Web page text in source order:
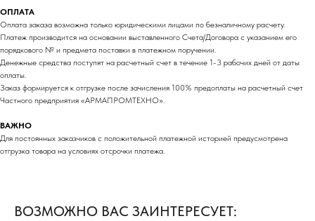
ОПЛАТА
Оплата заказа возможна только юридическими лицами по безналичному расчету.
Платеж производится на основании выставленного Счета/Договора с указанием его
порядкового № и предмета поставки в платежном поручении.
Денежные средства поступят на расчетный счет в течение 1-3 рабочих дней от даты
оплаты.
Заказ формируется к отгрузке после зачисления 100% предоплаты на расчетный счет
Частного предприятия «АРМАПРОМТЕХНО».
ВАЖНО
Для постоянных заказчиков с положительной платежной историей предусмотрена
отгрузка товара на условиях отсрочки платежа.
ВОЗМОЖНО ВАС ЗАИНТЕРЕСУЕТ: